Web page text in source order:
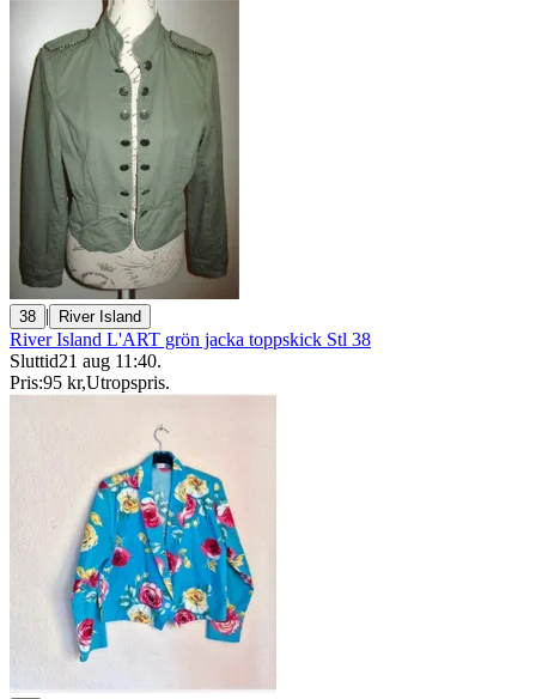
38 | River Island
River Island L'ART grön jacka toppskick Stl 38
Sluttid21 aug 11:40.
Pris:95 kr,Utropspris.